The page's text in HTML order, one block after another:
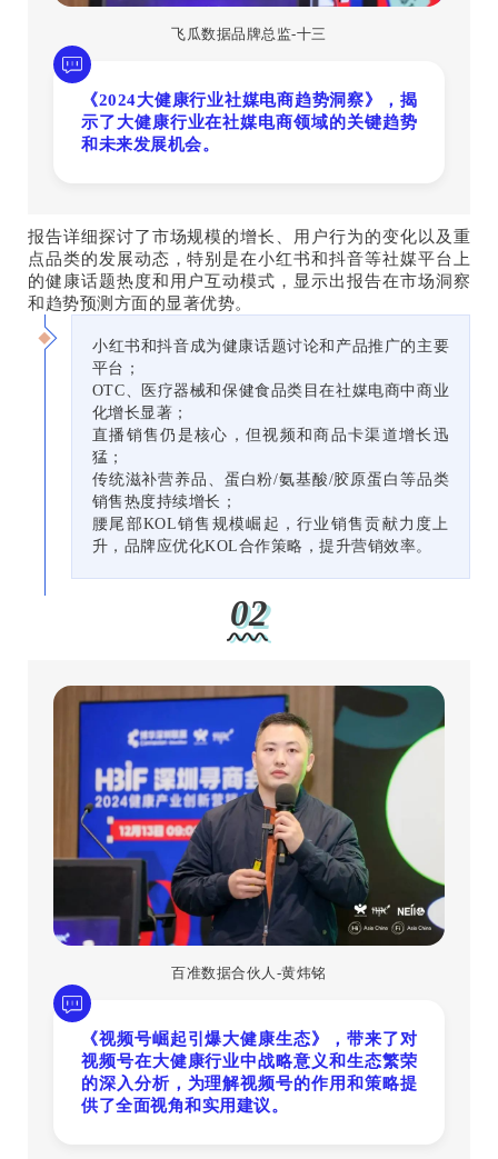
飞瓜数据品牌总监-十三
《2024大健康行业社媒电商趋势洞察》，揭
示了大健康行业在社媒电商领域的关键趋势
和未来发展机会。
报告详细探讨了市场规模的增长、用户行为的变化以及重
点品类的发展动态，特别是在小红书和抖音等社媒平台上
的健康话题热度和用户互动模式，显示出报告在市场洞察
和趋势预测方面的显著优势。
小红书和抖音成为健康话题讨论和产品推广的主要
平台；
OTC、医疗器械和保健食品类目在社媒电商中商业
化增长显著；
直播销售仍是核心，但视频和商品卡渠道增长迅
猛；
传统滋补营养品、蛋白粉/氨基酸/胶原蛋白等品类
销售热度持续增长；
腰尾部KOL销售规模崛起，行业销售贡献力度上
升，品牌应优化KOL合作策略，提升营销效率。
02
百准数据合伙人-黄炜铭
《视频号崛起引爆大健康生态》，带来了对
视频号在大健康行业中战略意义和生态繁荣
的深入分析，为理解视频号的作用和策略提
供了全面视角和实用建议。